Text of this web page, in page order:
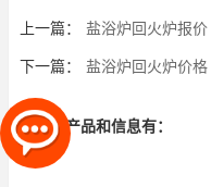
上一篇： 盐浴炉回火炉报价
下一篇： 盐浴炉回火炉价格
相关的产品和信息有：